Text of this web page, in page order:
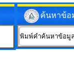
ค้นหาข้อ